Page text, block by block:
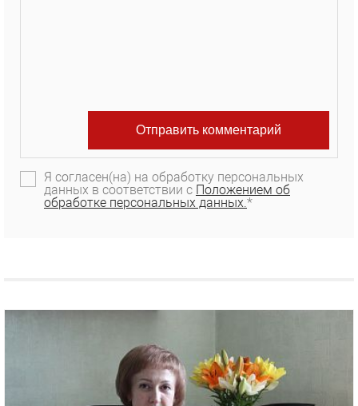
Я согласен(на) на обработку персональных
данных в соответствии с Положением об
обработке персональных данных.*